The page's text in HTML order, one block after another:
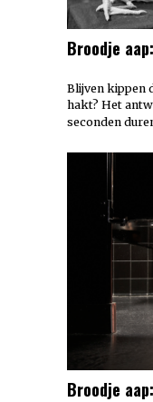
Broodje
Blijven kippen
hakt? Het
seconden
Broodje